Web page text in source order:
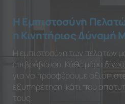
Η Εμπιστοσύνη
η Κινητήριος Δύναμή
Η εμπιστοσύνη των πελατών
επιβράβευση. Κάθε μέρα
για να προσφέρουμε
εξυπηρέτηση, κάτι που
τους.